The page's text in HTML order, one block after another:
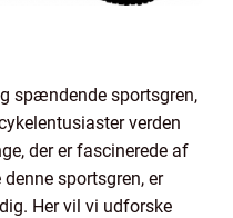
spændende sportsgren,
verden
der er fascinerede af
sportsgren, er
Her vil vi udforske